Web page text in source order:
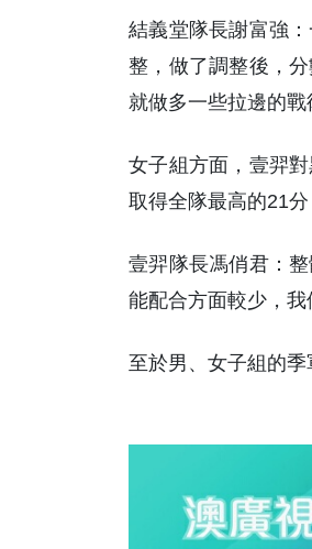
結義堂隊長謝富強
整，做了調整後，
就做多一些拉邊的戰
女子組方面，壹羿
取得全隊最高的21
壹羿隊長馮俏君：
能配合方面較少，我
至於男、女子組的季